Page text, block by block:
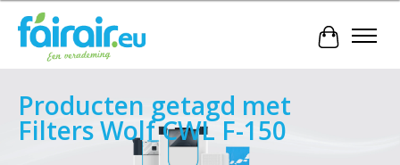
Producten getagd met
Filters Wolf CWL F-150